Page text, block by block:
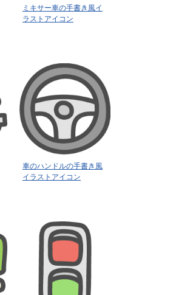
ミキサー車の手書き風イ
ラストアイコン
車のハンドルの手書き風
イラストアイコン